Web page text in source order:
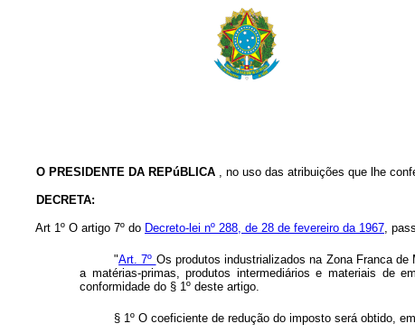
O PRESIDENTE DA REPúBLICA , no uso das atribuições que lhe
DECRETA:
Art 1º O artigo 7º do Decreto-lei nº 288, de 28 de fevereiro da 1967,
"Art. 7º Os produtos industrializados na Zona Franca
a matérias-primas, produtos intermediários e materiais de
conformidade do § 1º deste artigo.
§ 1º O coeficiente de redução do imposto será obtido,